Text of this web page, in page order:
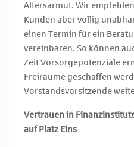
Altersarmut. Wir
Kunden aber völlig
einen Termin für ein
vereinbaren. So können
Zeit Vorsorgepotenziale
Freiräume geschaffen
Vorstandsvorsitzende
Vertrauen in
auf Platz Eins